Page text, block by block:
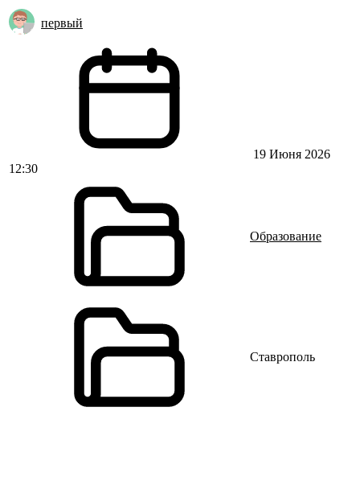
первый
19 Июня 2026
12:30
Образование
Ставрополь